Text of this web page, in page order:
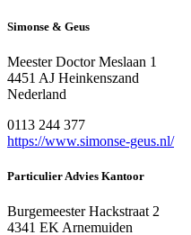
Simonse & Geus
Meester Doctor Meslaan 1
4451 AJ Heinkenszand
Nederland
0113 244 377
https://www.simonse-geus.nl/
Particulier Advies Kantoor
Burgemeester Hackstraat 2
4341 EK Arnemuiden